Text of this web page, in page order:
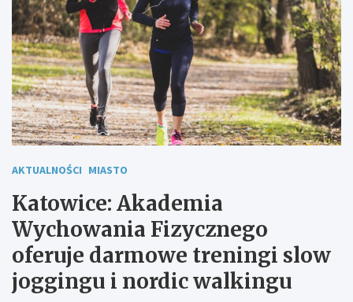
AKTUALNOŚCI MIASTO
Katowice: Akademia
Wychowania Fizycznego
oferuje darmowe treningi slow
joggingu i nordic walkingu